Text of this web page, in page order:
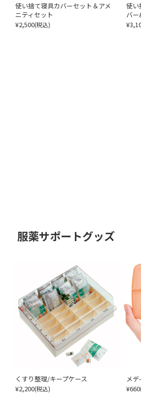
使い捨て寝具カバーセット＆アメ
ニティセット
¥2,500(税込)
使い
バー
服薬サポートグッズ
くすり整理/キープケース
¥2,200(税込)
メデ
¥660